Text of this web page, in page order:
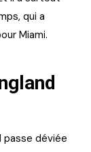
qui a
Miami.
passe déviée